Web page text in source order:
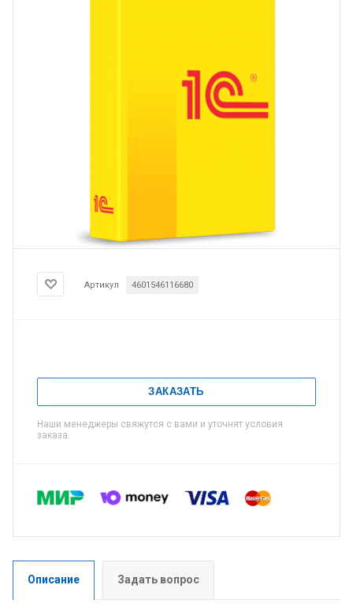
Артикул 4601546116680
ЗАКАЗАТЬ
Наши менеджеры свяжутся с вами и уточнят условия
заказа.
Описание Задать вопрос